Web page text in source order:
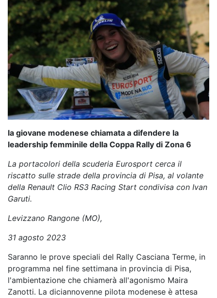
la giovane modenese chiamata a difendere la
leadership femminile della Coppa Rally di Zona 6
La portacolori della scuderia Eurosport cerca il
riscatto sulle strade della provincia di Pisa, al volante
della Renault Clio RS3 Racing Start condivisa con Ivan
Garuti.
Levizzano Rangone (MO),
31 agosto 2023
Saranno le prove speciali del Rally Casciana Terme, in
programma nel fine settimana in provincia di Pisa,
l'ambientazione che chiamerà all'agonismo Maira
Zanotti. La diciannovenne pilota modenese è attesa